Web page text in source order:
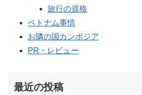
旅行の資格
ベトナム事情
お隣の国カンボジア
PR・レビュー
最近の投稿